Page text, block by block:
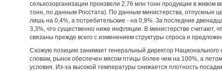
сельхозорганизации произвели 2,76 млн тонн продукции в живом
тонн, по данным Росстата). По данным министерства, отпускные
лишь на 0,4%, а потребительские - на 0,9%. За последние
3,3%, что существенно ниже инфляции. В министерстве считают,
связаны прежде всего с изменением структуры спроса и
Схожую позицию занимает генеральный директор Национального
словам, рынок обеспечен мясом птицы более чем на 100%, а
условия. Из-за высокой температуры снижается плотность